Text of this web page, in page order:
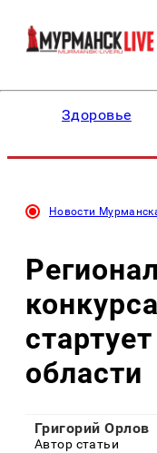
Здоровье
Новости
области
Григорий Орлов
Автор статьи